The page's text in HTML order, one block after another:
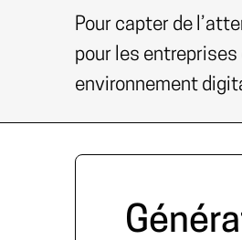
Pour capter de
pour les
environnement